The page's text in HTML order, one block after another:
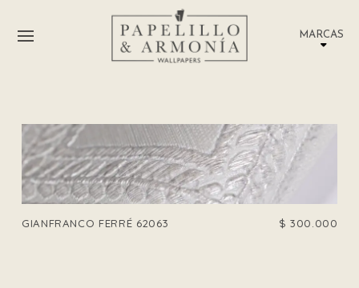
MARCAS
GIANFRANCO FERRÉ 62063 $ 300.000